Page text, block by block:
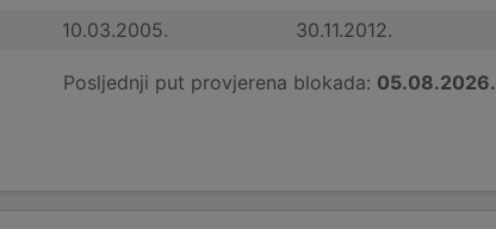
10.03.2005. 30.11.2012.
Posljednji put provjerena blokada: 05.08.2026.